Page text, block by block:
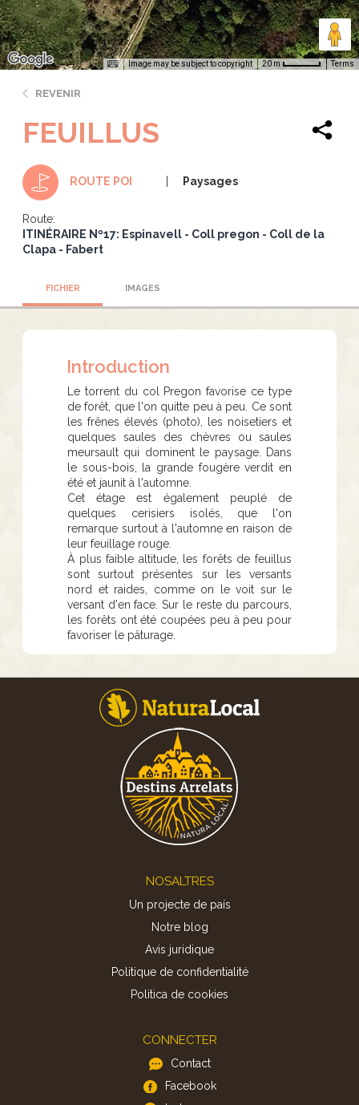
Image may be subject to copyright 20 m Terms
REVENIR
FEUILLUS
ROUTE POI Paysages
Route:
ITINÉRAIRE Nº17: Espinavell - Coll pregon - Coll de la
Clapa - Fabert
FICHIER IMAGES
Introduction
Le torrent du col Pregon favorise ce type
de forêt, que l'on quitte peu à peu. Ce sont
les frênes élevés (photo), les noisetiers et
quelques saules des chèvres ou saules
meursault qui dominent le paysage. Dans
le sous-bois, la grande fougère verdit en
été et jaunit à l'automne.
Cet étage est également peuplé de
quelques cerisiers isolés, que l'on
remarque surtout à l'automne en raison de
leur feuillage rouge.
À plus faible altitude, les forêts de feuillus
sont surtout présentes sur les versants
nord et raides, comme on le voit sur le
versant d'en face. Sur le reste du parcours,
les forêts ont été coupées peu à peu pour
favoriser le pâturage.
NOSALTRES
Un projecte de país
Notre blog
Avis juridique
Politique de confidentialité
Politica de cookies
CONNECTER
Contact
Facebook